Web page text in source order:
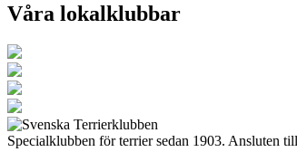
Våra lokalklubbar
Specialklubben för terrier sedan 1903. Ansluten till